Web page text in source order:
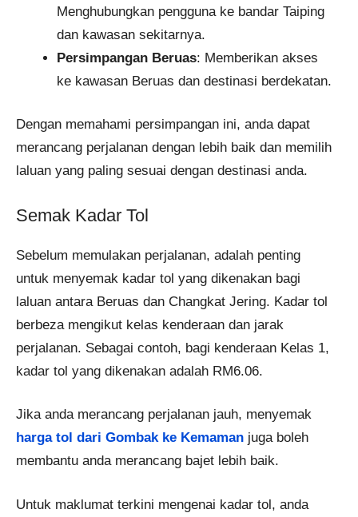
Menghubungkan pengguna ke bandar Taiping
dan kawasan sekitarnya.
Persimpangan Beruas: Memberikan akses
ke kawasan Beruas dan destinasi berdekatan.
Dengan memahami persimpangan ini, anda dapat
merancang perjalanan dengan lebih baik dan memilih
laluan yang paling sesuai dengan destinasi anda.
Semak Kadar Tol
Sebelum memulakan perjalanan, adalah penting
untuk menyemak kadar tol yang dikenakan bagi
laluan antara Beruas dan Changkat Jering. Kadar tol
berbeza mengikut kelas kenderaan dan jarak
perjalanan. Sebagai contoh, bagi kenderaan Kelas 1,
kadar tol yang dikenakan adalah RM6.06.
Jika anda merancang perjalanan jauh, menyemak
harga tol dari Gombak ke Kemaman juga boleh
membantu anda merancang bajet lebih baik.
Untuk maklumat terkini mengenai kadar tol, anda